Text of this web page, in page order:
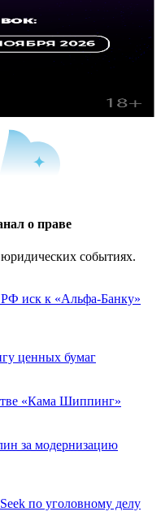
о праве
событиях.
РФ иск к «Альфа-Банку»
ценных бумаг
«Кама Шиппинг»
за модернизацию
по уголовному делу